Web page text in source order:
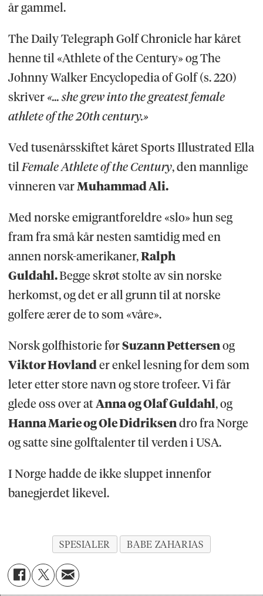
år gammel.
The Daily Telegraph Golf Chronicle har kåret
henne til «Athlete of the Century» og The
Johnny Walker Encyclopedia of Golf (s. 220)
skriver «... she grew into the greatest female
athlete of the 20th century.»
Ved tusenårsskiftet kåret Sports Illustrated Ella
tilFemale Athlete of the Century, den mannlige
vinneren varMuhammad Ali.
Med norske emigrantforeldre «slo» hun seg
fram fra små kår nesten samtidig med en
annen norsk-amerikaner,Ralph
Guldahl.Begge skrøt stolte av sin norske
herkomst, og det er all grunn til at norske
golfere ærer de to som «våre».
Norsk golfhistorie førSuzann Pettersenog
Viktor Hovlander enkel lesning for dem som
leter etter store navn og store trofeer. Vi får
glede oss over atAnna og Olaf Guldahl, og
Hanna Marie og Ole Didriksendro fra Norge
og satte sine golftalenter til verden i USA.
I Norge hadde de ikke sluppet innenfor
banegjerdet likevel.
SPESIALER BABE ZAHARIAS